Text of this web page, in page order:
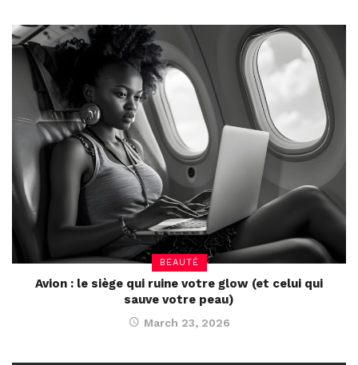
BEAUTÉ
Avion : le siège qui ruine votre glow (et celui qui
sauve votre peau)
March 23, 2026